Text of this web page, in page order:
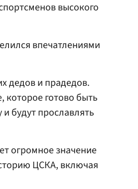
высокого
впечатлениями
дедов и прадедов.
которое готово быть
будут прославлять
огромное значение
ЦСКА, включая